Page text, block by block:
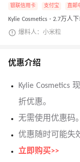
银联信用卡 支付宝 直邮
Kylie Cosmetics · 2.7万人
爆料人：小米粒
优惠介绍
Kylie Cosmetics
折优惠。
无需使用优惠码。
优惠随时可能失
立即购买>>